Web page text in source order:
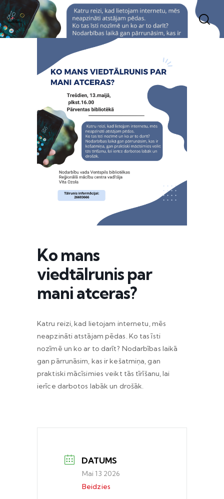
Ko mans
viedtālrunis par
mani atceras?
Katru reizi, kad lietojam internetu, mēs
neapzināti atstājam pēdas. Ko tas īsti
nozīmē un ko ar to darīt? Nodarbības laikā
gan pārrunāsim, kas ir kešatmiņa, gan
praktiski mācīsimies veikt tās tīrīšanu, lai
ierīce darbotos labāk un drošāk.
DATUMS
Mai 13 2026
Beidzies